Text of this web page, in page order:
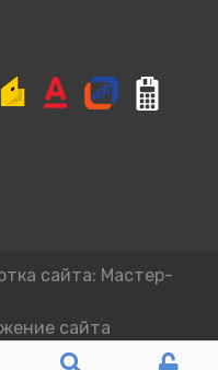
сайта: Мастер-
сайта